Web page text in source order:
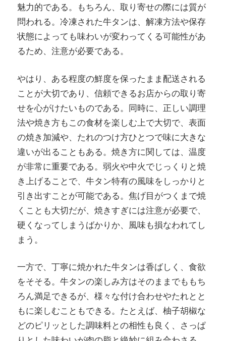
魅力的である。もちろん、取り寄せの際には質が
問われる。冷凍された牛タンは、解凍方法や保存
状態によっても味わいが変わってくる可能性があ
るため、注意が必要である。
やはり、ある程度の鮮度を保ったまま配送される
ことが大切であり、信頼できるお店からの取り寄
せを心がけたいものである。同時に、正しい調理
法や焼き方もこの食材を楽しむ上で大切で、表面
の焼き加減や、たれのつけ方ひとつで味に大きな
違いが出ることもある。焼き方に関しては、温度
が非常に重要である。弱火や中火でじっくりと焼
き上げることで、牛タン特有の風味をしっかりと
引き出すことが可能である。焦げ目がつくまで焼
くことも大切だが、焼きすぎには注意が必要で、
硬くなってしまうばかりか、風味も損なわれてし
まう。
一方で、丁寧に焼かれた牛タンは香ばしく、食欲
をそそる。牛タンの楽しみ方はそのままでももち
ろん満足できるが、様々な付け合わせやたれとと
もに楽しむこともできる。たとえば、柚子胡椒な
どのピリッとした調味料との相性も良く、さっぱ